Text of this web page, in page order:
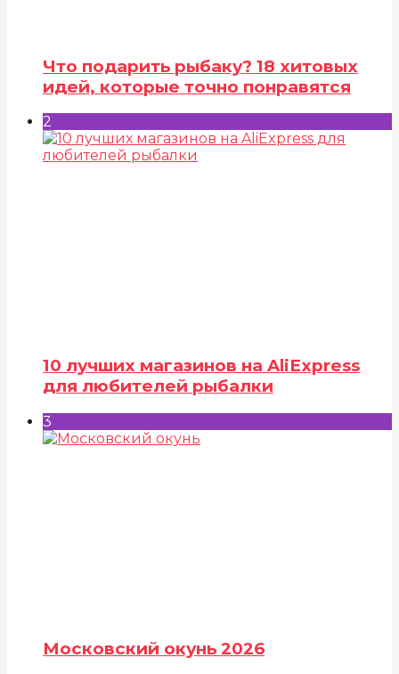
Что подарить рыбаку? 18 хитовых
идей, которые точно понравятся
2
10 лучших магазинов на AliExpress
для любителей рыбалки
3
Московский окунь 2026